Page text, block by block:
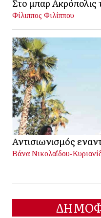
Στο μπαρ Ακρόπολις
Φίλιππος Φιλίππου
Αντισιωνισμός
Βάνα Νικολαΐδου-